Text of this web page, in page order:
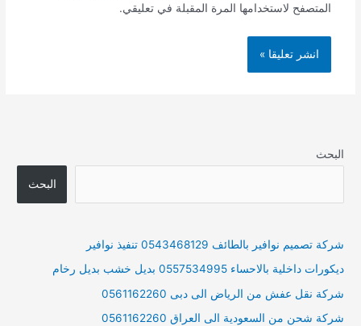
المتصفح لاستخدامها المرة المقبلة في تعليقي.
البحث
البحث
شركة تصميم نوافير بالطائف 0543468129 تنفيذ نوافير
ديكورات داخلية بالاحساء 0557534995 بديل خشب بديل رخام
شركة نقل عفش من الرياض الى دبى 0561162260
شركة شحن من السعودية الى العراق 0561162260